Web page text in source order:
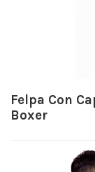
Felpa Con
Boxer